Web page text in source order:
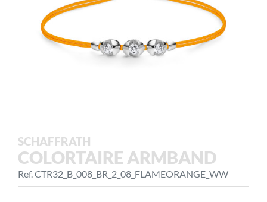
SCHAFFRATH
COLORTAIRE ARMBAND
Ref. CTR32_B_008_BR_2_08_FLAMEORANGE_WW